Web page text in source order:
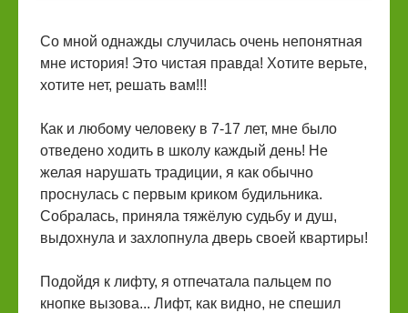
Со мной однажды случилась очень непонятная
мне история! Это чистая правда! Хотите верьте,
хотите нет, решать вам!!!
Как и любому человеку в 7-17 лет, мне было
отведено ходить в школу каждый день! Не
желая нарушать традиции, я как обычно
проснулась с первым криком будильника.
Собралась, приняла тяжёлую судьбу и душ,
выдохнула и захлопнула дверь своей квартиры!
Подойдя к лифту, я отпечатала пальцем по
кнопке вызова... Лифт, как видно, не спешил